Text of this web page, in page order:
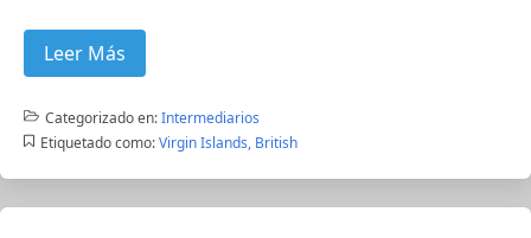
Leer Más
Categorizado en:Intermediarios
Etiquetado como: Virgin Islands, British